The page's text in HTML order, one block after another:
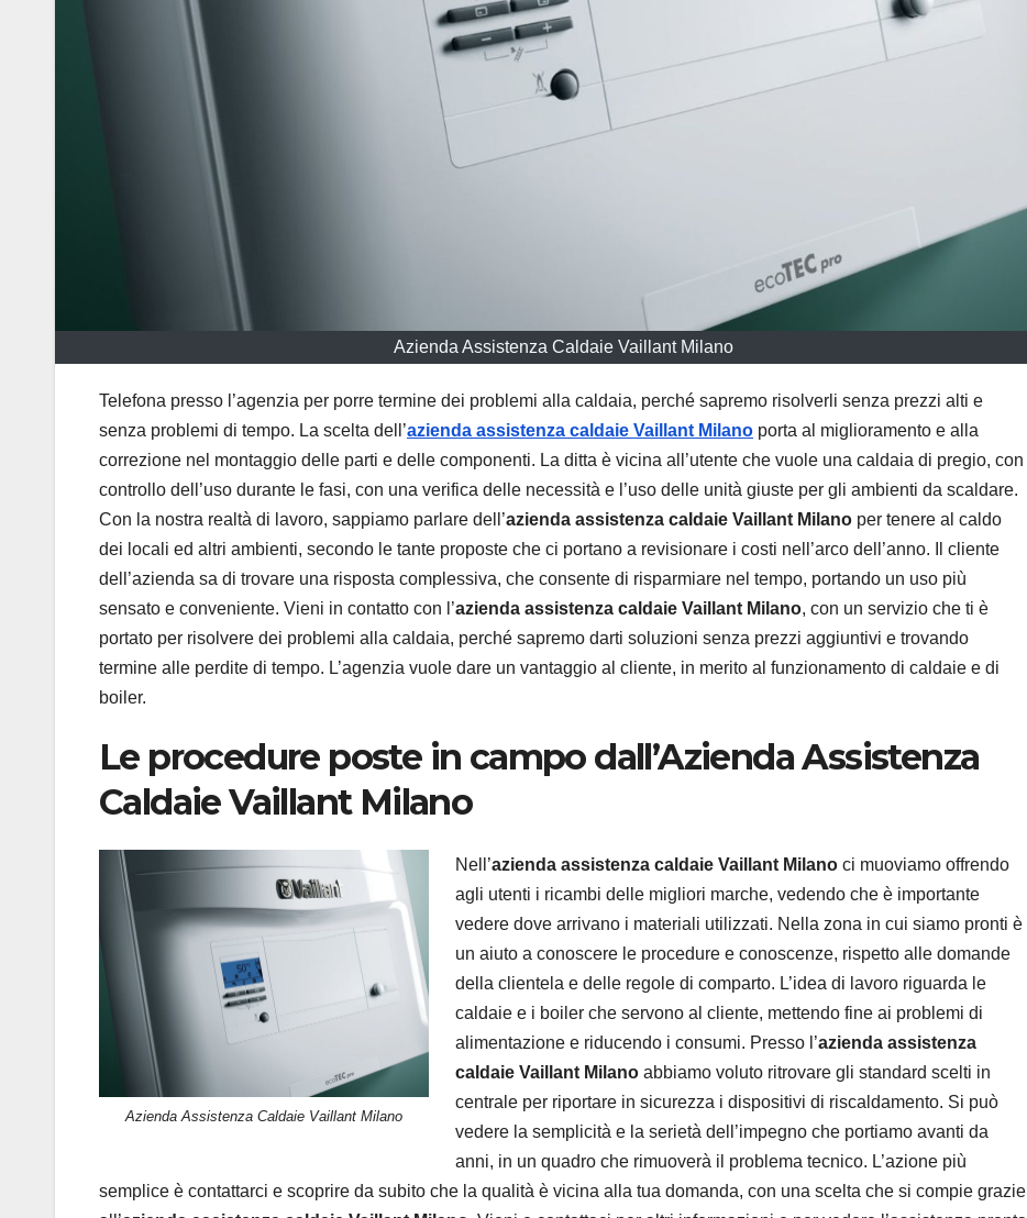
Azienda Assistenza Caldaie Vaillant Milano
Telefona presso l’agenzia per porre termine dei problemi alla caldaia, perché sapremo risolverli senza prezzi alti e
senza problemi di tempo. La scelta dell’azienda assistenza caldaie Vaillant Milano porta al miglioramento e alla
correzione nel montaggio delle parti e delle componenti. La ditta è vicina all’utente che vuole una caldaia di pregio, con
controllo dell’uso durante le fasi, con una verifica delle necessità e l’uso delle unità giuste per gli ambienti da scaldare.
Con la nostra realtà di lavoro, sappiamo parlare dell’azienda assistenza caldaie Vaillant Milano per tenere al caldo
dei locali ed altri ambienti, secondo le tante proposte che ci portano a revisionare i costi nell’arco dell’anno. Il cliente
dell’azienda sa di trovare una risposta complessiva, che consente di risparmiare nel tempo, portando un uso più
sensato e conveniente. Vieni in contatto con l’azienda assistenza caldaie Vaillant Milano, con un servizio che ti è
portato per risolvere dei problemi alla caldaia, perché sapremo darti soluzioni senza prezzi aggiuntivi e trovando
termine alle perdite di tempo. L’agenzia vuole dare un vantaggio al cliente, in merito al funzionamento di caldaie e di
boiler.
Le procedure poste in campo dall’Azienda Assistenza
Caldaie Vaillant Milano
Azienda Assistenza Caldaie Vaillant Milano
Nell’azienda assistenza caldaie Vaillant Milano ci muoviamo offrendo
agli utenti i ricambi delle migliori marche, vedendo che è importante
vedere dove arrivano i materiali utilizzati. Nella zona in cui siamo pronti è
un aiuto a conoscere le procedure e conoscenze, rispetto alle domande
della clientela e delle regole di comparto. L’idea di lavoro riguarda le
caldaie e i boiler che servono al cliente, mettendo fine ai problemi di
alimentazione e riducendo i consumi. Presso l’azienda assistenza
caldaie Vaillant Milano abbiamo voluto ritrovare gli standard scelti in
centrale per riportare in sicurezza i dispositivi di riscaldamento. Si può
vedere la semplicità e la serietà dell’impegno che portiamo avanti da
anni, in un quadro che rimuoverà il problema tecnico. L’azione più
semplice è contattarci e scoprire da subito che la qualità è vicina alla tua domanda, con una scelta che si compie grazie